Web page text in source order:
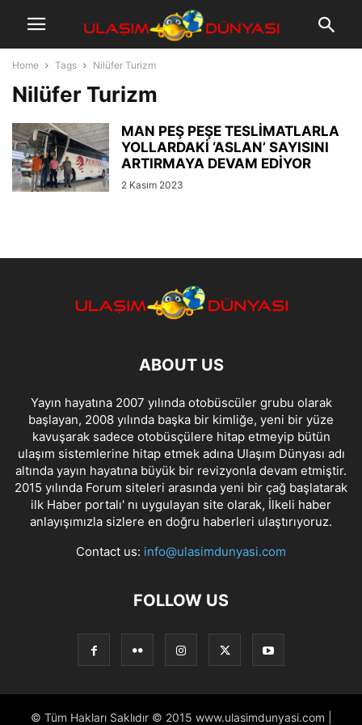
Home Tags Nilüfer Turizm
Nilüfer Turizm
MAN PEŞ PEŞE TESLİMATLARLA
YOLLARDAKİ ‘ASLAN’ SAYISINI
ARTIRMAYA DEVAM EDİYOR
2 Kasım 2023
ABOUT US
Yayın hayatına 2007 yılında otobüscüler grubu olarak
başlayan, 2008 yılında başka bir kimliğe, yeni bir yüze
kavuşarak sadece otobüsçülere hitap etmeyip bütün
ulaşım sistemlerine hitap etmek adına Ulaşım Dünyası adı
altında yayın hayatına büyük bir revizyonla devam etmiştir.
2015 yılında Forum siteleri arasında yeni bir çağ başlatarak
ilk Haber portalı' nı uygulayan site olarak, İlkeli haber
anlayışımızla sizlere en doğru haberleri ulaştırıyoruz.
Contact us: info@ulasimdunyasi.com
FOLLOW US
© Tüm Hakları Saklıdır © 2015 www.ulasimdunyasi.com |